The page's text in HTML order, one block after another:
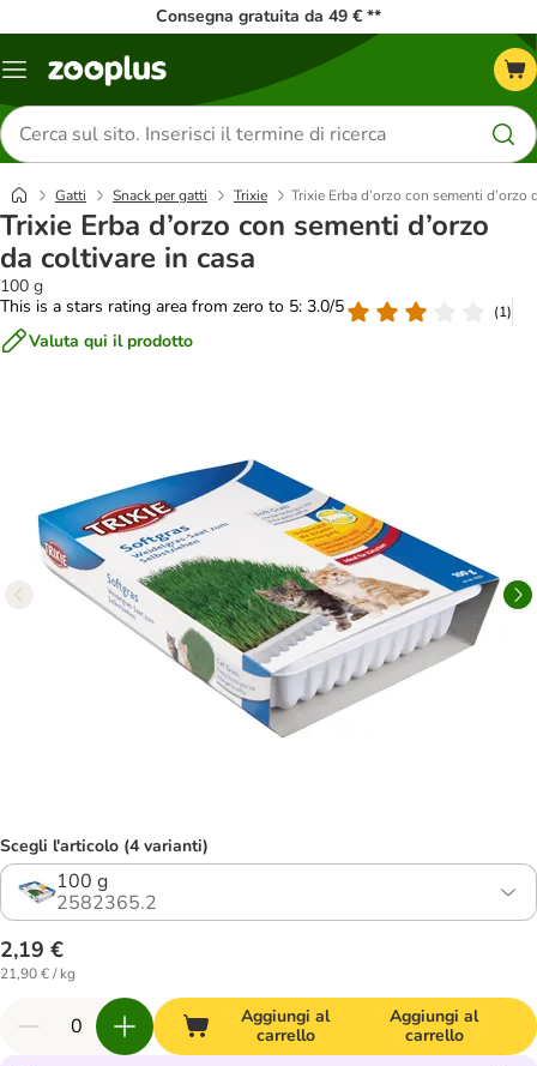
Consegna gratuita da 49 € **
Overview
Cerca
prodotti
Gatti Snack per gatti Trixie Trixie Erba d’orzo con sementi d’orzo
Trixie Erba d’orzo con sementi d’orzo
da coltivare in casa
100 g
This is a stars rating area from zero to 5: 3.0/5
(1)
Valuta qui il prodotto
Scegli l'articolo (4 varianti)
100 g
2582365.2
2,19 €
21,90 € / kg
Aggiungi al
carrello
Aggiungi al
carrello